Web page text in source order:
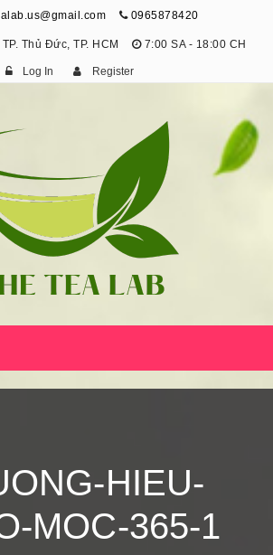
0965878420
Thủ Đức, TP. HCM 7:00 SA - 18:00 CH
Log In Register
HIEU-
MOC-365-1